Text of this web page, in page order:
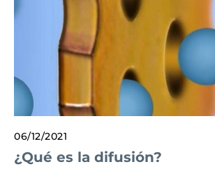
06/12/2021
¿Qué es la difusión?